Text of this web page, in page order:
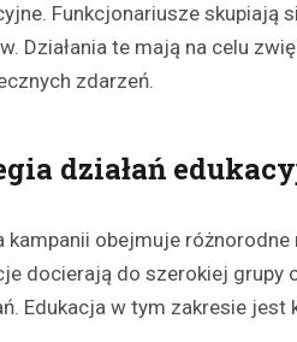
Funkcjonariusze skupiają
Działania te mają na celu
zdarzeń.
działań
kampanii obejmuje
docierają do szerokiej grupy
Edukacja w tym zakresie